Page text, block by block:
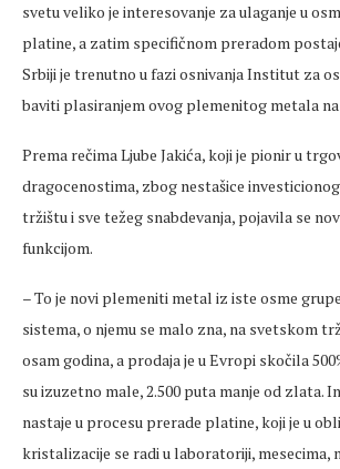
svetu veliko je interesovanje za ulaganje u
platine, a zatim specifičnom preradom
Srbiji je trenutno u fazi osnivanja Institut za
baviti plasiranjem ovog plemenitog metala
Prema rečima Ljube Jakića, koji je pionir u
dragocenostima, zbog nestašice
tržištu i sve težeg snabdevanja, pojavila se
funkcijom.
– To je novi plemeniti metal iz iste osme
sistema, o njemu se malo zna, na svetskom
osam godina, a prodaja je u Evropi skočila
su izuzetno male, 2.500 puta manje od zlata.
nastaje u procesu prerade platine, koji je u
kristalizacije se radi u laboratoriji, mesecima,